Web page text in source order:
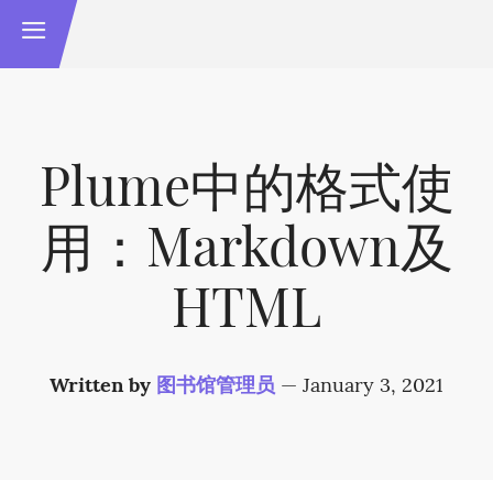
Plume中的格式使
用：Markdown及
HTML
Written by 图书馆管理员 — January 3, 2021